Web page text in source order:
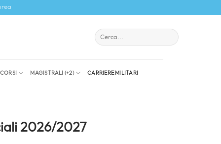
MAGISTRALI (+2) CARRIERE MILITARI
2026/2027